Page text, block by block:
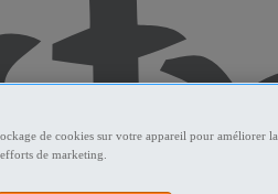
de cookies sur votre appareil pour améliorer la
de marketing.